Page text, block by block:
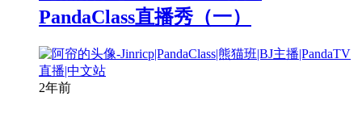
PandaClass直播秀（一）
2年前